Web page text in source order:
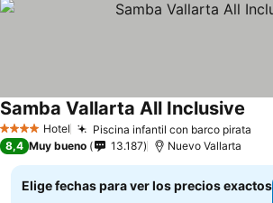
4 EstrellasHotel Piscina infantil con barco pirata
Samba Vallarta All Inclusive
8,4 Muy bueno 13.187 Nuevo Vallarta
Elige fechas para ver los precios exactos